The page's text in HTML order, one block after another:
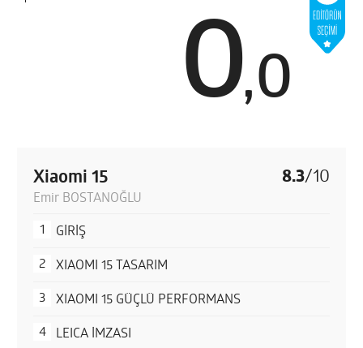
0
,0
Xiaomi 15 8.3/10
Emir BOSTANOĞLU
GİRİŞ
XIAOMI 15 TASARIM
XIAOMI 15 GÜÇLÜ PERFORMANS
LEICA İMZASI